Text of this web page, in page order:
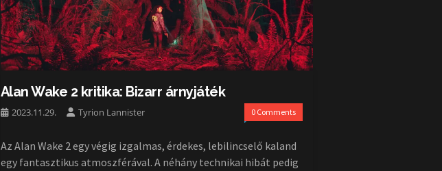
Alan Wake 2 kritika: Bizarr árnyjáték
2023.11.29. Tyrion Lannister 0 Comments
Az Alan Wake 2 egy végig izgalmas, érdekes, lebilincselő kaland
egy fantasztikus atmoszférával. A néhány technikai hibát pedig